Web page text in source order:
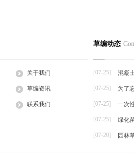
作社位于鲁西南腹地济
2016-07-25
江苏省连云
区唯一一家
草支垫
草棒
大棚草帘
草袋
草绳
草片
关于我们
草编资讯
联系我们
草编动态
[07-25] 混凝
[07-25] 为了
[07-25] 一次
[07-25] 绿化
[07-20] 园林